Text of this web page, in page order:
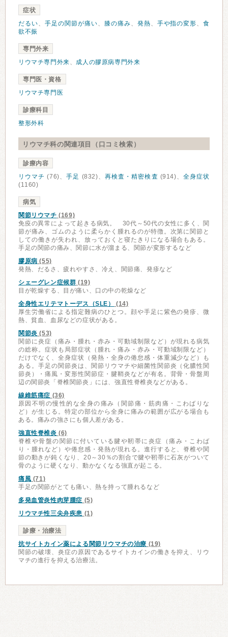
症状
だるい、 手足の関節が痛い、 膝の痛み、 発熱、 手や指の変形、食
欲不振
専門外来
リウマチ専門外来、 成人の膠原病専門外来
専門医・資格
リウマチ専門医
診療科目
整形外科
リウマチ科の関連項目（口コミ検索）
診療内容
リウマチ (76)、手足 (832)、再検査・精密検査 (914)、全身症状
(1160)
病気
関節リウマチ (169)
免疫の異常によって起きる病気。 30代～50代の女性に多く、関
節が痛み、ゴムのように柔らかく腫れるのが特徴。次第に関節と
しての働きが失われ、放っておくと寝たきりになる場合もある。
手足の関節の痛み、関節に水が溜まる、関節が変形するなど
膠原病 (55)
発熱、だるさ、疲れやすさ、冷え、関節痛、発疹など
シェーグレン症候群 (19)
目が乾燥する、目が痛い、口の中の乾燥など
全身性エリテマトーデス（SLE）
(14)
厚生労働省による指定難病のひとつ。顔や手足に紫色の発疹、微
熱、貧血、血尿などの症状がある。
関節炎 (53)
関節に炎症（痛み・腫れ・赤み・可動域制限など）が現れる病気
の総称。症状も局部症状（腫れ・痛み・赤み・可動域制限など）
だけでなく、全身症状（発熱・全身の倦怠感・体重減少など）も
ある。手足の関節炎は、関節リウマチや細菌性関節炎（化膿性関
節炎）・痛風・変形性関節症・腱鞘炎などが有名。背骨・骨盤周
辺の関節炎「脊椎関節炎」には、強直性脊椎炎などがある。
線維筋痛症 (36)
原因不明の慢性的な全身の痛み（関節痛・筋肉痛・こわばりな
ど）が生じる。特定の部位から全身に痛みの範囲が広がる場合も
ある。痛みの強さにも個人差がある。
強直性脊椎炎 (6)
脊椎や骨盤の関節に付いている腱や靭帯に炎症（痛み・こわば
り・腫れなど）や倦怠感・発熱が現れる。進行すると、脊椎や関
節の動きが鈍くなり、20～30％の割合で腱や靭帯に石灰がついて
骨のように硬くなり、動かなくなる強直が起こる。
痛風 (71)
手足の関節がとても痛い、熱を持って腫れるなど
多発血管炎性肉芽腫症 (5)
リウマチ性三尖弁疾患 (1)
診療・治療法
抗サイトカイン薬による関節リウマチの治療 (19)
関節の破壊、炎症の原因であるサイトカインの働きを抑え、リウ
マチの進行を抑える治療法。